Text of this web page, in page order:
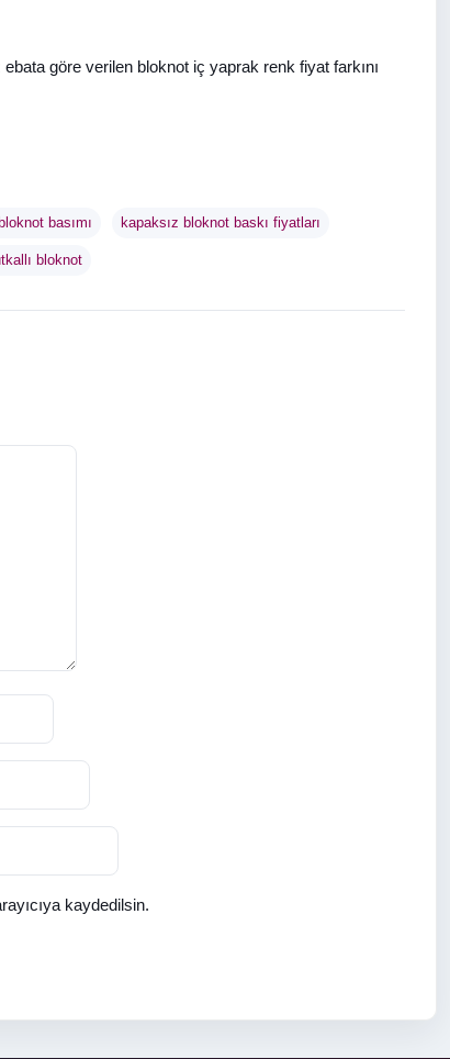
göre verilen bloknot iç yaprak renk fiyat farkını
basımı kapaksız bloknot baskı fiyatları
bloknot
kaydedilsin.